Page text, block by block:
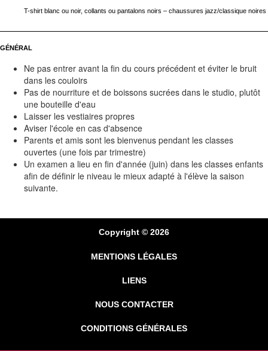
T-shirt blanc ou noir, collants ou pantalons noirs – chaussures jazz/classique noires
GÉNÉRAL
Ne pas entrer avant la fin du cours précédent et éviter le bruit
dans les couloirs
Pas de nourriture et de boissons sucrées dans le studio, plutôt
une bouteille d'eau
Laisser les vestiaires propres
Aviser l'école en cas d'absence
Parents et amis sont les bienvenus pendant les classes
ouvertes (une fois par trimestre)
Un examen a lieu en fin d'année (juin) dans les classes enfants
afin de définir le niveau le mieux adapté à l'élève la saison
suivante.
Copyright © 2026
MENTIONS LÉGALES
LIENS
NOUS CONTACTER
CONDITIONS GÉNÉRALES